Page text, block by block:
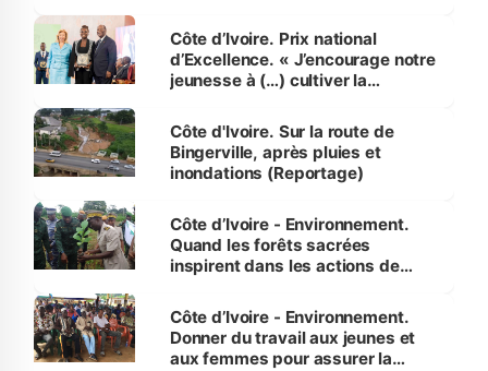
Côte d’Ivoire. Prix national
d’Excellence. « J’encourage notre
jeunesse à (…) cultiver la
(Alassane Ouattara
Côte d'Ivoire. Sur la route de
Bingerville, après pluies et
inondations (Reportage)
Côte d’Ivoire - Environnement.
Quand les forêts sacrées
inspirent dans les actions de
Côte d’Ivoire - Environnement.
Donner du travail aux jeunes et
aux femmes pour assurer la